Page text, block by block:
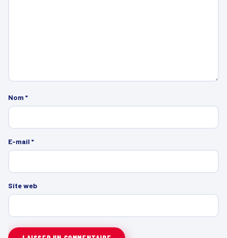
Nom *
E-mail *
Site web